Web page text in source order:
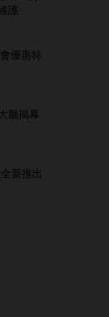
護
優惠特
廳揭幕